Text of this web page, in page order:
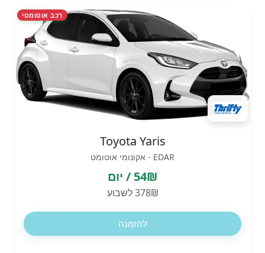
רכב אוטומטי
Toyota Yaris
EDAR - אקונומי אוטומט
54₪ / יום
378₪ לשבוע
להזמנה